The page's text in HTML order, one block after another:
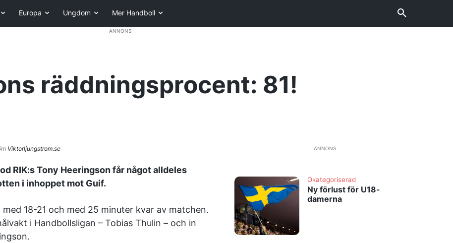
Europa Ungdom Mer Handboll
ANNONS
räddningsprocent: 81!
Viktorljungstrom.se
RIK:s Tony Heeringson får något alldeles
i inhoppet mot Guif.
18-21 och med 25 minuter kvar av matchen.
i Handbollsligan – Tobias Thulin – och in
ANNONS
Okategoriserad
Ny förlust för U18-
damerna